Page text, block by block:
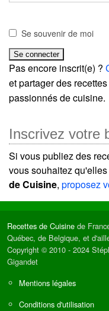
Se souvenir de moi
Pas encore inscrit(e) ?
et partager des
passionnés de cuisine.
Inscrivez votre
Si vous publiez des
vous souhaitez
de Cuisine, proposez
Recettes de Cuisine de
Québec, de Belgique, et
Copyright © 2010 - 2024
Gigandet
Mentions légales
Conditions d'utilisation